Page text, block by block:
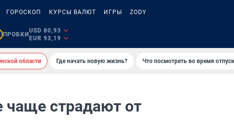
ГОРОСКОП КУРСЫ ВАЛЮТ ИГРЫ ZODY
ПРОБКИ
USD 80,93
EUR 93,19
области Где начать новую жизнь? Что посмотреть во время
чаще страдают от